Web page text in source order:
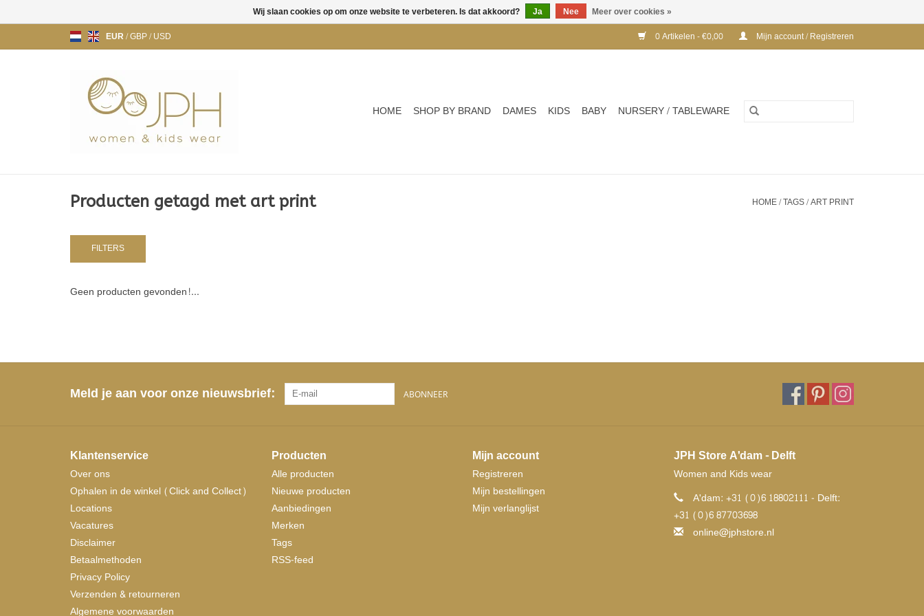
EUR/GBP/USD 0 Artikelen - €0,00 Mijn account / Registreren
HOME SHOP BY BRAND DAMES KIDS BABY NURSERY / TABLEWARE
Producten getagd met art print HOME/TAGS/ART PRINT
FILTERS
Geen producten gevonden!...
Meld je aan voor onze nieuwsbrief: ABONNEER
Klantenservice
Over ons
Ophalen in de winkel (Click and Collect)
Locations
Vacatures
Disclaimer
Betaalmethoden
Privacy Policy
Verzenden & retourneren
Algemene voorwaarden
Producten
Alle producten
Nieuwe producten
Aanbiedingen
Merken
Tags
RSS-feed
Mijn account
Registreren
Mijn bestellingen
Mijn verlanglijst
JPH Store A'dam - Delft
Women and Kids wear
A'dam: +31 (0)6 18802111 - Delft:
+31 (0)6 87703698
online@jphstore.nl
Wij slaan cookies op om onze website te verbeteren. Is dat akkoord? Ja Nee Meer over cookies »